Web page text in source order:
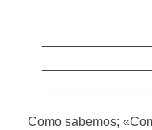
Como sabemos;